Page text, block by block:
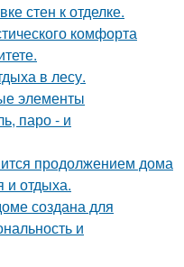
стен к отделке.
комфорта
в лесу.
элементы
паро - и
продолжением дома
и отдыха.
создана для
и